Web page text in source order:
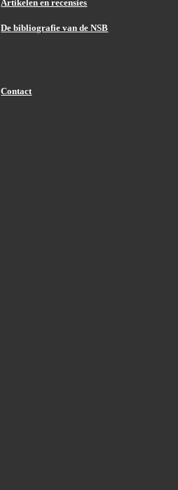
Artikelen en recensies
De bibliografie van de NSB
Contact